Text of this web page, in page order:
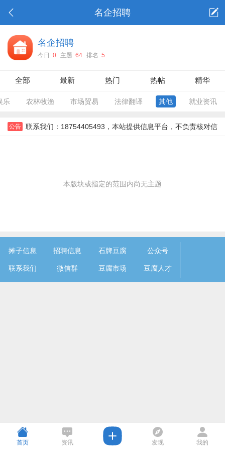
名企招聘
名企招聘
今日: 0 主题: 64 排名: 5
全部 最新 热门 热帖 精华
乐 农林牧渔 市场贸易 法律翻译 其他 就业资讯
公告 联系我们：18754405493，本站提供信息平台，不负责核对信
本版块或指定的范围内尚无主题
摊子信息 招聘信息 石牌豆腐 公众号
联系我们 微信群 豆腐市场 豆腐人才
首页 资讯 发现 我的